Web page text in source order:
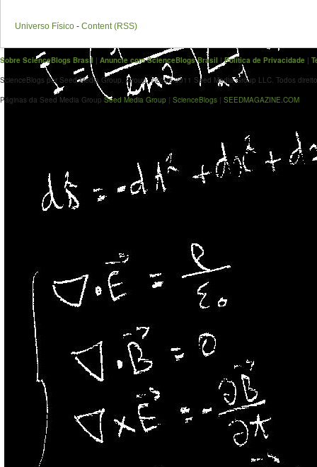
Universo Físico - Content (RSS)
Sobre ScienceBlogs Brasil | Anuncie com ScienceBlogs Brasil |Política de Privacidade |
ScienceBlogs por Seed Media Group. Group. ©2006-2011 Seed Media Group LLC. Todos
Páginas da Seed Media Group Seed Media Group | ScienceBlogs | SEEDMAGAZINE.COM